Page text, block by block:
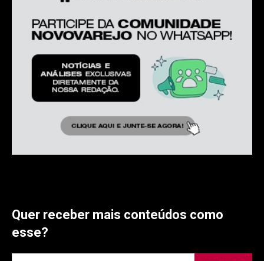
Quer receber mais conteúdos como
esse?